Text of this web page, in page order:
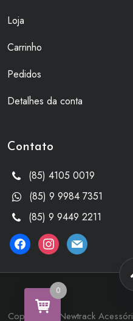
Loja
Carrinho
Pedidos
Detalhes da conta
Contato
(85) 4105 0019
(85) 9 9984 7351
(85) 9 9449 2211
facebookinstagram
mail
Copyright © Newtrack
0